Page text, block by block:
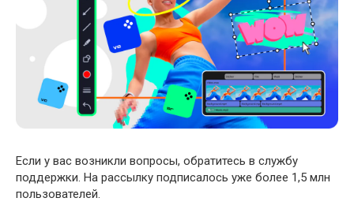
Если у вас возникли вопросы, обратитесь в службу
поддержки. На рассылку подписалось уже более 1,5 млн
пользователей.